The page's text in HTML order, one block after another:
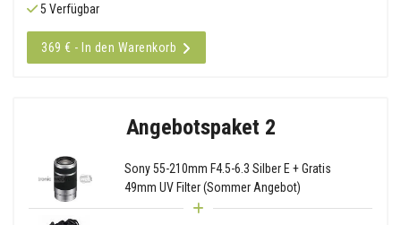
5 Verfügbar
369 € - In den Warenkorb
Angebotspaket 2
Sony 55-210mm F4.5-6.3 Silber E + Gratis
49mm UV Filter (Sommer Angebot)